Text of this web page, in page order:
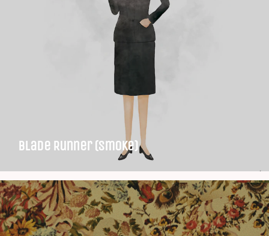
Blade Runner (Smoke)